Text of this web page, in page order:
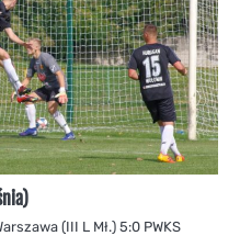
(III L Mł.) 5:0 PWKS